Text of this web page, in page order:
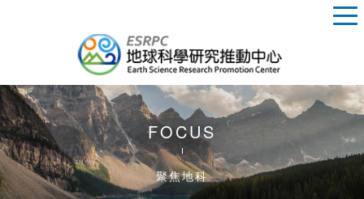
FOCUS
聚焦地科